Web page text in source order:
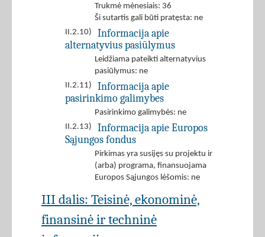
Trukmė mėnesiais: 36
Ši sutartis gali būti pratęsta: ne
II.2.10)
Informacija apie
alternatyvius pasiūlymus
Leidžiama pateikti alternatyvius
pasiūlymus: ne
II.2.11)
Informacija apie
pasirinkimo galimybes
Pasirinkimo galimybės: ne
II.2.13)
Informacija apie Europos
Sąjungos fondus
Pirkimas yra susijęs su projektu ir
(arba) programa, finansuojama
Europos Sąjungos lėšomis: ne
III dalis: Teisinė, ekonominė,
finansinė ir techninė